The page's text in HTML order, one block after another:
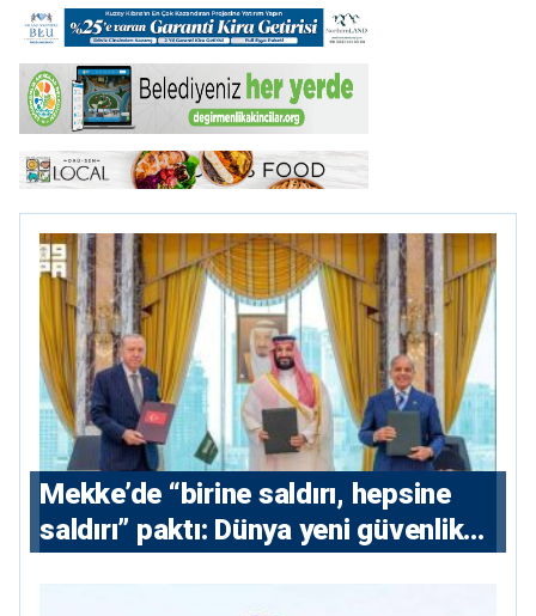
Mekke’de “birine saldırı, hepsine
saldırı” paktı: Dünya yeni güvenlik